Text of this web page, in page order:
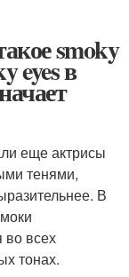
smoky
eyes в
еще актрисы
тенями,
В
во всех
тонах.